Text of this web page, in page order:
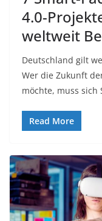
4.0-
weltweit
Deutschland gilt
Wer die Zukunft
möchte, muss sich
Read More